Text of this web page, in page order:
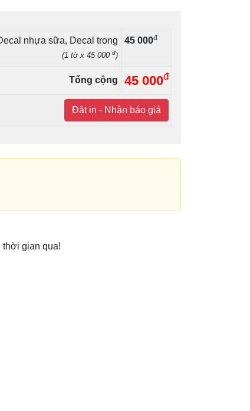
nhựa sữa, Decal trong
(1 tờ x 45 000 đ)
45 000đ
Tổng cộng 45 000đ
Đặt in - Nhận báo giá
thời gian qua!